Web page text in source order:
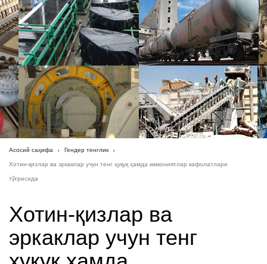
Асосий саҳифа Гендер тенглик
Хотин-қизлар ва эркаклар учун тенг ҳуқуқ ҳамда имкониятлар кафолатлари
тўғрисида
Хотин-қизлар ва
эркаклар учун тенг